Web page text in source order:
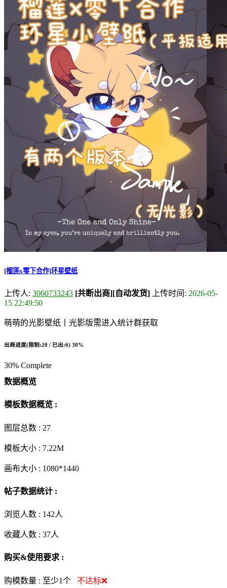
[榴莲x零下合作]环星壁纸
上传人: 3060733243 [共断出商][自动发货] 上传时间: 2026-05-
15 22:49:50
萌萌的光影壁纸丨光影版需进入统计群获取
出商进度(限制:20 / 已出:6) 30%
30% Complete
数据概览
模板数据概览 :
图层总数 : 27
模板大小 : 7.22M
画布大小 : 1080*1440
帖子数据统计 :
浏览人数 : 142人
收藏人数 : 37人
购买&使用要求 :
购模数量 : 至少1个 不达标❌